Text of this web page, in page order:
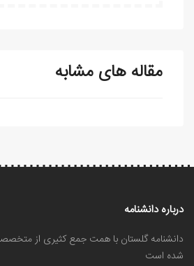
مقاله های مشابه
درباره دانشنامه
دانشنامه گلستان با همت جمع کثیری از
شده است